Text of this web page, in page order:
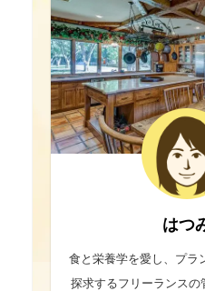
はつ
食と栄養学を愛し、プラ
探求するフリーランス